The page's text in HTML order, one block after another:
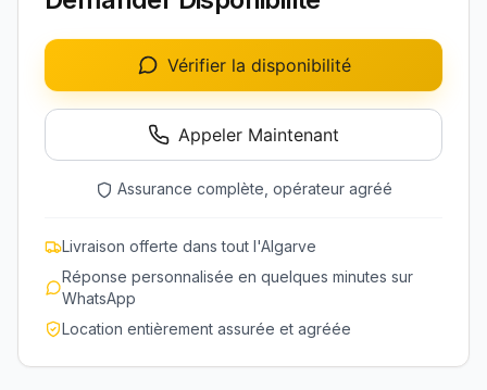
Vérifier la disponibilité
Appeler Maintenant
Assurance complète, opérateur agréé
Livraison offerte dans tout l'Algarve
Réponse personnalisée en quelques minutes sur
WhatsApp
Location entièrement assurée et agréée